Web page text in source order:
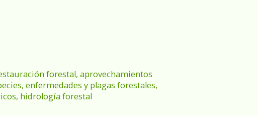
forestal, aprovechamientos
enfermedades y plagas forestales,
hidrología forestal